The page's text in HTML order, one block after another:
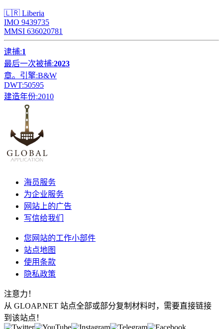
🇱🇷 Liberia
IMO 9439735
MMSI 636020781
逮捕:1
最后一次被捕:2023
章。引擎:B&W
DWT:50595
建造年份:2010
海员服务
为企业服务
网站上的广告
写信给我们
您网站的工作小部件
站点地图
使用条款
隐私政策
注意力！
从 GLOAP.NET 站点全部或部分复制材料时，需要直接链接
到该站点！